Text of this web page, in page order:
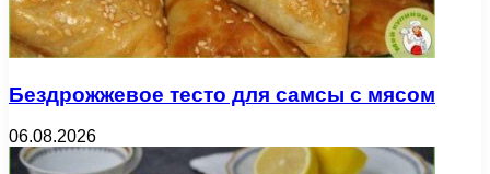
Бездрожжевое тесто для самсы с мясом
06.08.2026